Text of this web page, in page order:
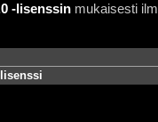
-lisenssinmukaisesti